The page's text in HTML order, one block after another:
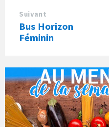
Suivant
Bus Horizon
Féminin